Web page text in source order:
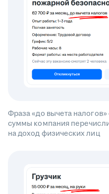
Фраза «до вычета налогов»
суммы компания
на доход физических лиц